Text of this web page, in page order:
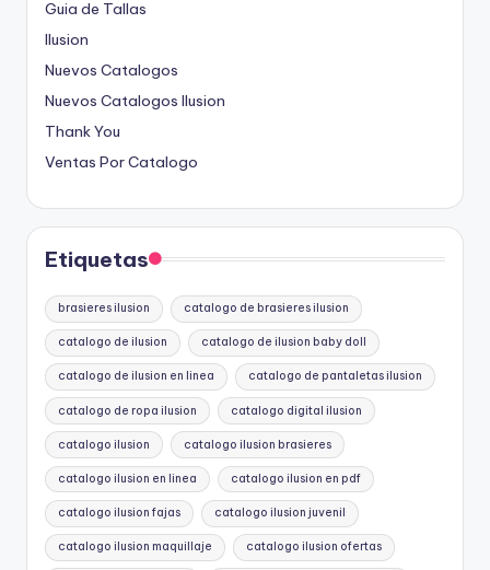
Guia de Tallas
Ilusion
Nuevos Catalogos
Nuevos Catalogos Ilusion
Thank You
Ventas Por Catalogo
Etiquetas
brasieres ilusion catalogo de brasieres ilusion
catalogo de ilusion catalogo de ilusion baby doll
catalogo de ilusion en linea catalogo de pantaletas ilusion
catalogo de ropa ilusion catalogo digital ilusion
catalogo ilusion catalogo ilusion brasieres
catalogo ilusion en linea catalogo ilusion en pdf
catalogo ilusion fajas catalogo ilusion juvenil
catalogo ilusion maquillaje catalogo ilusion ofertas